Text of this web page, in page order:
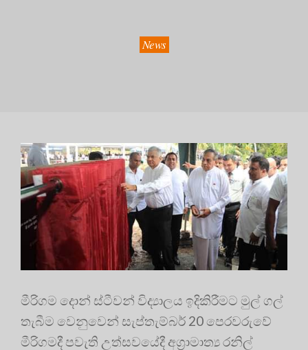
News
මීරිගම දොන් ස්ටීවන් විද්‍යාලය ඉදිකිරීමට මුල් ගල්
තැබීම වෙනුවෙන් සැප්තැම්බර් 20 පෙරවරුවේ
මීරිගමදී පවැති උත්සවයේදී අග්‍රාමාත්‍ය රනිල්